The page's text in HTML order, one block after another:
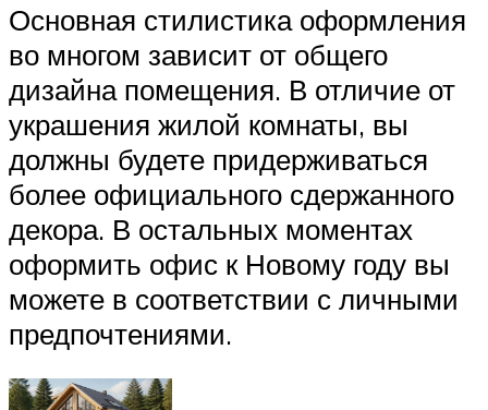
Основная стилистика оформления
во многом зависит от общего
дизайна помещения. В отличие от
украшения жилой комнаты, вы
должны будете придерживаться
более официального сдержанного
декора. В остальных моментах
оформить офис к Новому году вы
можете в соответствии с личными
предпочтениями.